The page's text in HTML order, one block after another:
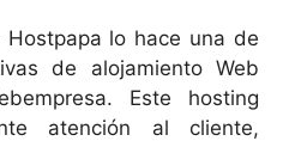
lo hace una de
de alojamiento Web
Este hosting
atención al cliente,